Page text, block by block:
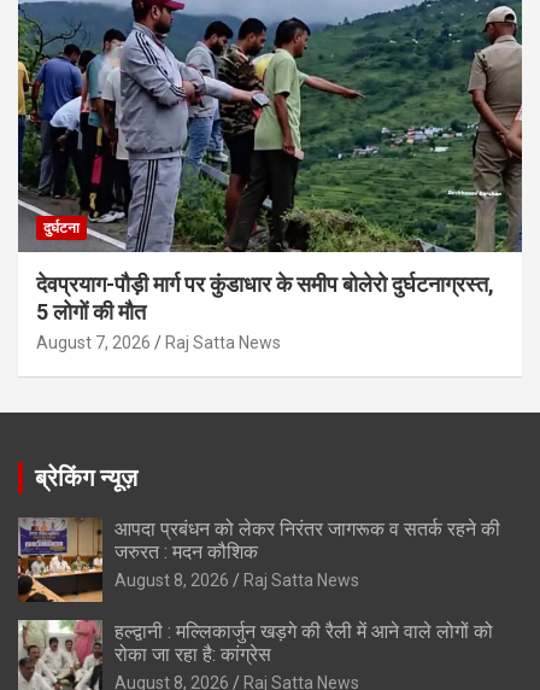
दुर्घटना
देवप्रयाग-पौड़ी मार्ग पर कुंडाधार के समीप बोलेरो दुर्घटनाग्रस्त,
5 लोगों की मौत
August 7, 2026 Raj Satta News
ब्रेकिंग न्यूज़
आपदा प्रबंधन को लेकर निरंतर जागरूक व सतर्क रहने की
जरुरत : मदन कौशिक
August 8, 2026 Raj Satta News
हल्द्वानी : मल्लिकार्जुन खड़गे की रैली में आने वाले लोगों को
रोका जा रहा है: कांग्रेस
August 8, 2026 Raj Satta News